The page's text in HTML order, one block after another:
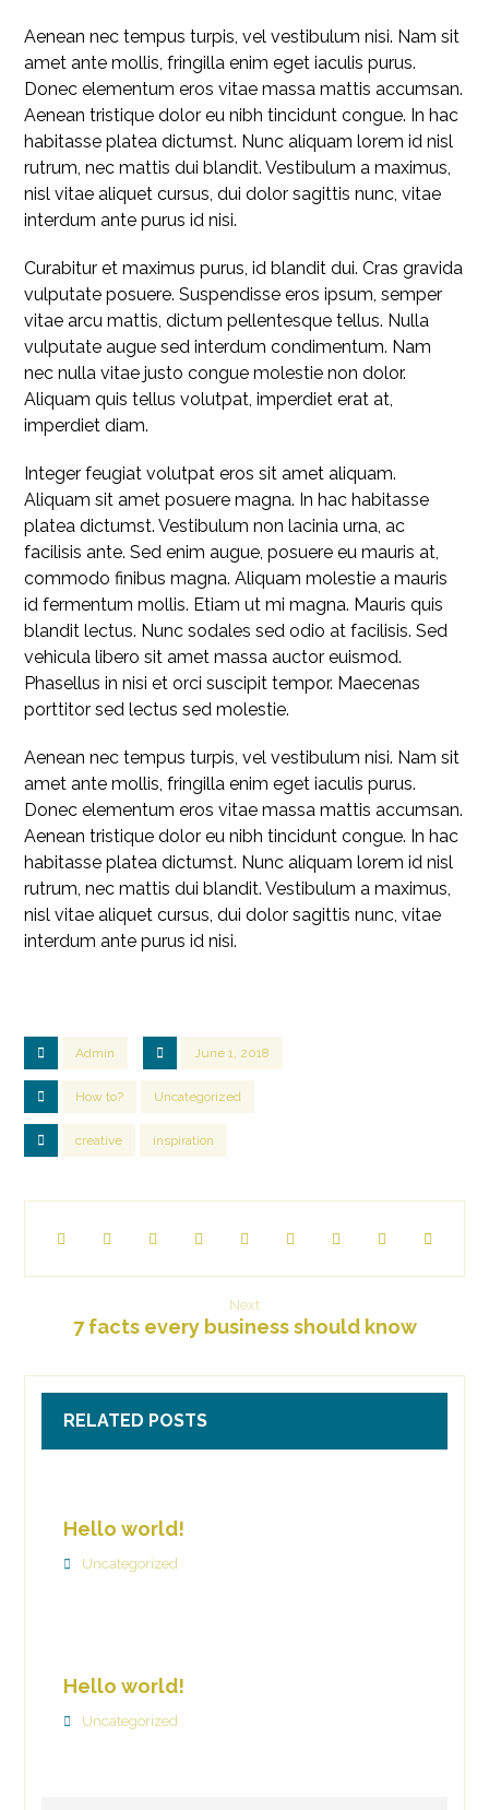
Aenean nec tempus turpis, vel vestibulum nisi. Nam sit
amet ante mollis, fringilla enim eget iaculis purus.
Donec elementum eros vitae massa mattis accumsan.
Aenean tristique dolor eu nibh tincidunt congue. In hac
habitasse platea dictumst. Nunc aliquam lorem id nisl
rutrum, nec mattis dui blandit. Vestibulum a maximus,
nisl vitae aliquet cursus, dui dolor sagittis nunc, vitae
interdum ante purus id nisi.
Curabitur et maximus purus, id blandit dui. Cras gravida
vulputate posuere. Suspendisse eros ipsum, semper
vitae arcu mattis, dictum pellentesque tellus. Nulla
vulputate augue sed interdum condimentum. Nam
nec nulla vitae justo congue molestie non dolor.
Aliquam quis tellus volutpat, imperdiet erat at,
imperdiet diam.
Integer feugiat volutpat eros sit amet aliquam.
Aliquam sit amet posuere magna. In hac habitasse
platea dictumst. Vestibulum non lacinia urna, ac
facilisis ante. Sed enim augue, posuere eu mauris at,
commodo finibus magna. Aliquam molestie a mauris
id fermentum mollis. Etiam ut mi magna. Mauris quis
blandit lectus. Nunc sodales sed odio at facilisis. Sed
vehicula libero sit amet massa auctor euismod.
Phasellus in nisi et orci suscipit tempor. Maecenas
porttitor sed lectus sed molestie.
Aenean nec tempus turpis, vel vestibulum nisi. Nam sit
amet ante mollis, fringilla enim eget iaculis purus.
Donec elementum eros vitae massa mattis accumsan.
Aenean tristique dolor eu nibh tincidunt congue. In hac
habitasse platea dictumst. Nunc aliquam lorem id nisl
rutrum, nec mattis dui blandit. Vestibulum a maximus,
nisl vitae aliquet cursus, dui dolor sagittis nunc, vitae
interdum ante purus id nisi.
Admin June 1, 2018
How to? Uncategorized
creative inspiration
Next
7 facts every business should know
RELATED POSTS
Hello world!
Uncategorized
Hello world!
Uncategorized